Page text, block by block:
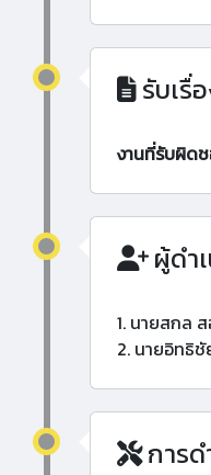
รับเรื่
งานที่รับผิด
ผู้ดำ
1. นายสกล
2. นายอิทธิ
การด